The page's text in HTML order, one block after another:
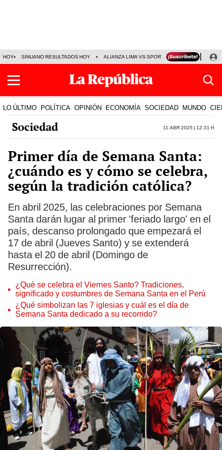
HOY SINUANO RESULTADOS HOY ALIANZA LIMA VS SPORT BOYS JORGE
LO ÚLTIMO POLÍTICA OPINIÓN ECONOMÍA SOCIEDAD MUNDO
Sociedad 11 Abr 2025 | 12:31 h
Primer día de Semana Santa:
¿cuándo es y cómo se celebra,
según la tradición católica?
En abril 2025, las celebraciones por Semana
Santa darán lugar al primer 'feriado largo' en el
país, descanso prolongado que empezará el
17 de abril (Jueves Santo) y se extenderá
hasta el 20 de abril (Domingo de
Resurrección).
¿Qué se celebra el Viernes Santo? Tradiciones,
significado y costumbres de Semana Santa en el Perú
¿Qué simbolizan las 7 iglesias y cuál es el día de
Semana Santa dedicado a su recorrido?